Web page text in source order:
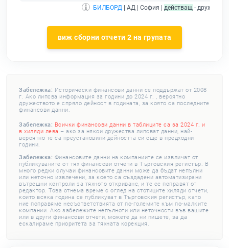
БИЛБОРД | АД | София | действащ -
виж сборни отчети 2 на групата
Забележка: Исторически финансови данни се поддържат от 2008
г. Ако липсва информация за години до 2024 г. , вероятно
дружеството е спряло дейност в годината, за която са последните
финансови данни.
Забележка: Всички финансови данни в таблиците са за 2024 г. и
в хиляди лева – ако за някои дружества липсват данни, най-
вероятно те са преустановили дейността си още в предходни
години.
Забележка: Финансовите данни на компаниите се извличат от
публикуваните от тях финансови отчети в Търговския регистър. В
много редки случаи финансовите данни може да бъдат непълни
или неточно извлечени, за което са създадени автоматизирани
вътрешни контроли за тяхното откриване, и те се поправят от
редактор. Това отнема време с оглед на стотиците хиляди отчети,
които всяка година се публикуват в Търговския регистър, като
ние поправяме несъответствията от по-големите към по-малките
компании. Ако забележите непълноти или неточности във вашите
или в други финансови отчети, можете да ни пишете, за да
ескалираме приоритета за тяхната корекция.